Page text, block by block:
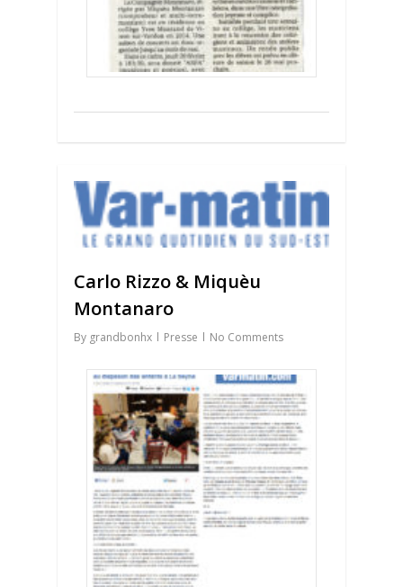
Carlo Rizzo & Miquèu
Montanaro
By grandbonhx Presse No Comments
0